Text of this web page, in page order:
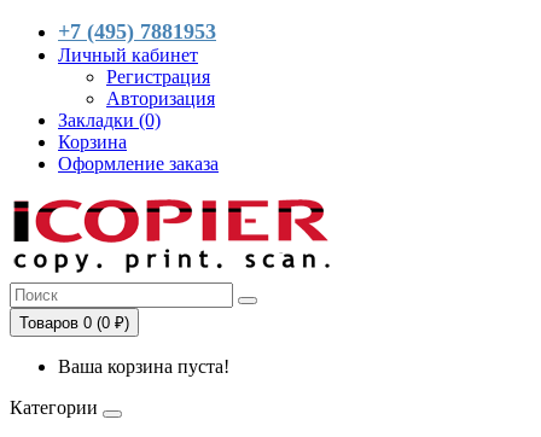
+7 (495) 7881953
Личный кабинет
Регистрация
Авторизация
Закладки (0)
Корзина
Оформление заказа
Товаров 0 (0 ₽)
Ваша корзина пуста!
Категории